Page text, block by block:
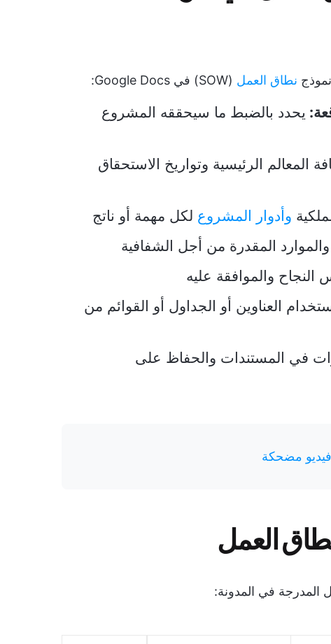
نطاق العمل (SOW) في Google Docs:
يحدد بالضبط ما سيحققه المشروع
المعالم الرئيسية وتواريخ الاستحقاق
وأدوار المشروع لكل مهمة أو ناتج
المقدرة من أجل الشفافية
النجاح والموافقة عليه
العناوين أو الجداول أو القوائم من
في المستندات والحفاظ على
مضحكة
العمل
في المدونة: